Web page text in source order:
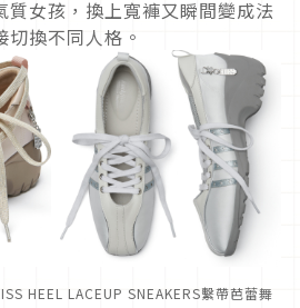
質女孩，換上寬褲又瞬間變成法
換不同人格。
HEEL LACEUP SNEAKERS繫帶芭蕾舞